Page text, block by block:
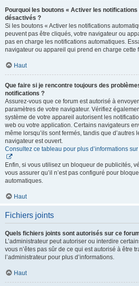
Pourquoi les boutons « Activer les
désactivés ?
Si les boutons « Activer les notifications
peuvent pas être cliqués, votre navigateur ou
pas en charge les notifications automatiques.
navigateur ou appareil qui prend en charge cette
Haut
Que faire si je rencontre toujours des
notifications ?
Assurez-vous que ce forum est autorisé à
paramètres de votre navigateur. Vérifiez
système de votre appareil autorisent les
web ou votre application. Certains navigateurs
même lorsqu’ils sont fermés, tandis que d’autres
navigateur est ouvert.
Consultez ce tableau pour plus d’informations
Enfin, si vous utilisez un bloqueur de publicités,
vous assurer qu’il n’est pas configuré pour
automatiques.
Haut
Fichiers joints
Quels fichiers joints sont autorisés sur ce
L’administrateur peut autoriser ou interdire
vous n’êtes pas sûr de ce qui est autorisé à être
l’administrateur pour plus d’informations.
Haut